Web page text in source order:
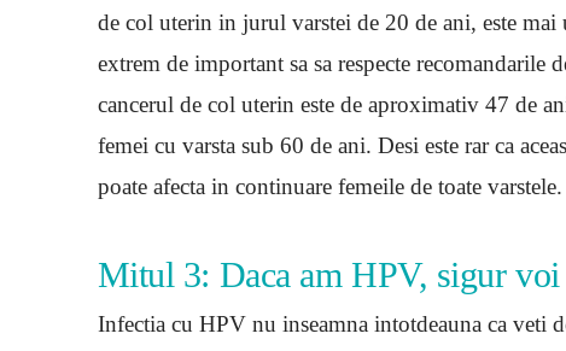
de col uterin in jurul varstei de 20 de ani, este mai
extrem de important sa sa respecte recomandarile
cancerul de col uterin este de aproximativ 47 de
femei cu varsta sub 60 de ani. Desi este rar ca
poate afecta in continuare femeile de toate varstele.
Mitul 3: Daca am HPV, sigur voi
Infectia cu HPV nu inseamna intotdeauna ca veti